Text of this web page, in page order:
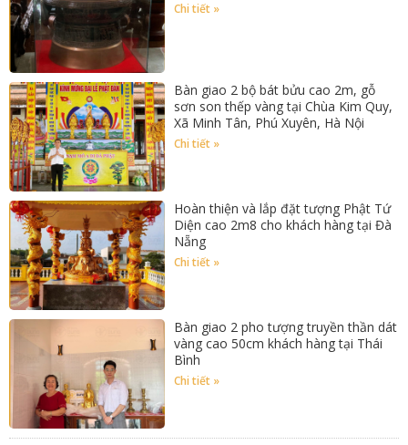
Chi tiết »
Bàn giao 2 bộ bát bửu cao 2m, gỗ
sơn son thếp vàng tại Chùa Kim Quy,
Xã Minh Tân, Phú Xuyên, Hà Nội
Chi tiết »
Hoàn thiện và lắp đặt tượng Phật Tứ
Diện cao 2m8 cho khách hàng tại Đà
Nẵng
Chi tiết »
Bàn giao 2 pho tượng truyền thần dát
vàng cao 50cm khách hàng tại Thái
Bình
Chi tiết »